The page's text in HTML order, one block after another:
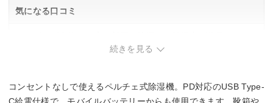
気になる口コミ
続きを見る
コンセントなしで使えるペルチェ式除湿機。PD対応のUSB Type-